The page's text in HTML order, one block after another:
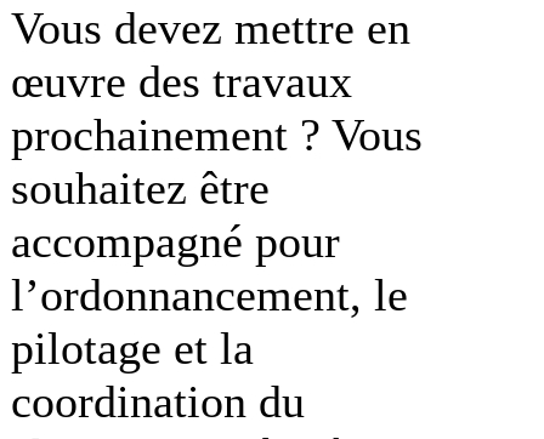
Vous devez mettre en
œuvre des travaux
prochainement ? Vous
souhaitez être
accompagné pour
l’ordonnancement, le
pilotage et la
coordination du